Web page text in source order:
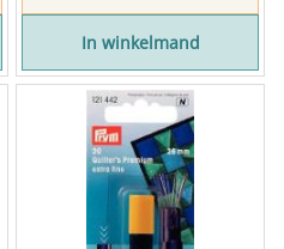
In winkelmand